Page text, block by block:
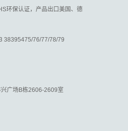
环保认证，产品出口美国、德
38395475/76/77/78/79
广场B栋2606-2609室